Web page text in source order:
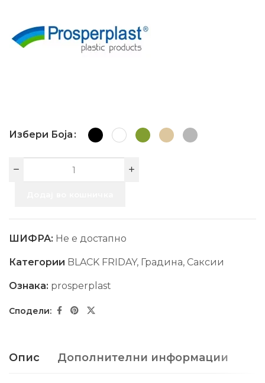
Избери Боја
ШИФРА: Не е достапно
Категории BLACK FRIDAY, Градина, Саксии
Ознака: prosperplast
Опис Дополнителни информации